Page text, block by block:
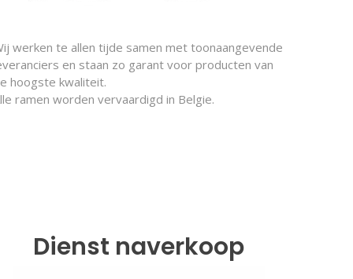
werken te allen tijde samen met toonaangevende
en staan zo garant voor producten van
hoogste kwaliteit.
ramen worden vervaardigd in Belgie.
Dienst naverkoop